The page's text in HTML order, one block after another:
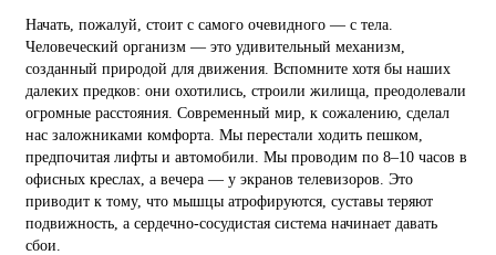
Начать, пожалуй, стоит с самого очевидного — с тела.
Человеческий организм — это удивительный механизм,
созданный природой для движения. Вспомните хотя бы наших
далеких предков: они охотились, строили жилища, преодолевали
огромные расстояния. Современный мир, к сожалению, сделал
нас заложниками комфорта. Мы перестали ходить пешком,
предпочитая лифты и автомобили. Мы проводим по 8–10 часов в
офисных креслах, а вечера — у экранов телевизоров. Это
приводит к тому, что мышцы атрофируются, суставы теряют
подвижность, а сердечно-сосудистая система начинает давать
сбои.